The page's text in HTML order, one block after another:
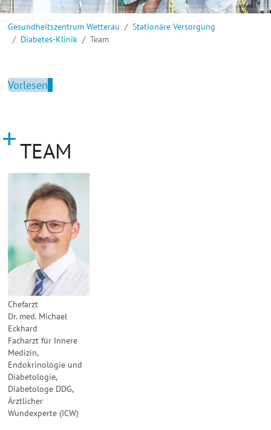
Gesundheitszentrum Wetterau
Stationäre Versorgung
Diabetes-Klinik
Team
Vorlesen
TEAM
Chefarzt
Dr. med. Michael
Eckhard
Facharzt für Innere
Medizin,
Endokrinologie und
Diabetologie,
Diabetologe DDG,
Ärztlicher
Wundexperte (ICW)